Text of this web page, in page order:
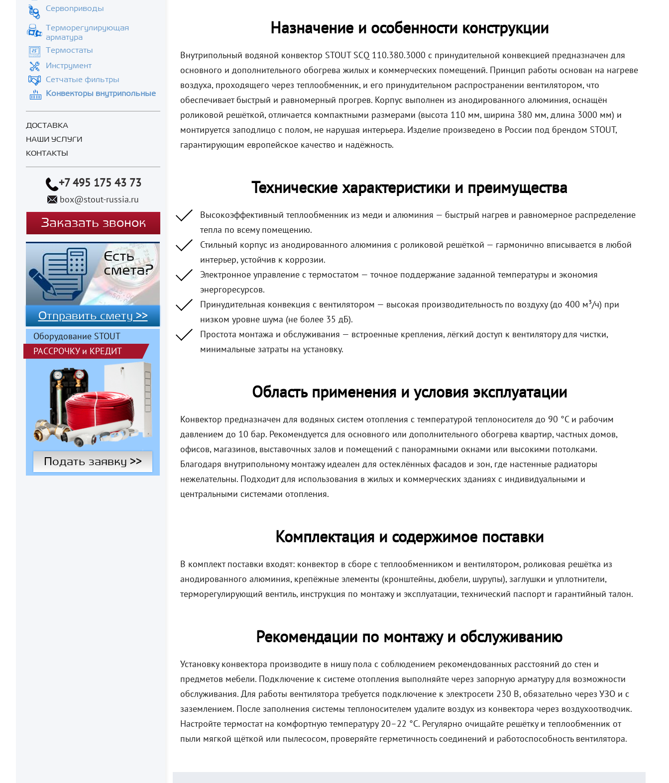
Сервоприводы
Терморегулирующая
арматура
Термостаты
Инструмент
Сетчатые фильтры
Конвекторы внутрипольные
ДОСТАВКА
НАШИ УСЛУГИ
КОНТАКТЫ
+7 495 175 43 73
box@stout-russia.ru
Заказать звонок
Отправить смету >>
Оборудование STOUT
РАССРОЧКУи КРЕДИТ
Подать заявку >>
Назначение и особенности конструкции
Внутрипольный водяной конвектор STOUT SCQ 110.380.3000 с принудительной конвекцией предназначен для
основного и дополнительного обогрева жилых и коммерческих помещений. Принцип работы основан на нагреве
воздуха, проходящего через теплообменник, и его принудительном распространении вентилятором, что
обеспечивает быстрый и равномерный прогрев. Корпус выполнен из анодированного алюминия, оснащён
роликовой решёткой, отличается компактными размерами (высота 110 мм, ширина 380 мм, длина 3000 мм) и
монтируется заподлицо с полом, не нарушая интерьера. Изделие произведено в России под брендом STOUT,
гарантирующим европейское качество и надёжность.
Технические характеристики и преимущества
Высокоэффективный теплообменник из меди и алюминия — быстрый нагрев и равномерное распределение
тепла по всему помещению.
Стильный корпус из анодированного алюминия с роликовой решёткой — гармонично вписывается в любой
интерьер, устойчив к коррозии.
Электронное управление с термостатом — точное поддержание заданной температуры и экономия
энергоресурсов.
Принудительная конвекция с вентилятором — высокая производительность по воздуху (до 400 м³/ч) при
низком уровне шума (не более 35 дБ).
Простота монтажа и обслуживания — встроенные крепления, лёгкий доступ к вентилятору для чистки,
минимальные затраты на установку.
Область применения и условия эксплуатации
Конвектор предназначен для водяных систем отопления с температурой теплоносителя до 90 °C и рабочим
давлением до 10 бар. Рекомендуется для основного или дополнительного обогрева квартир, частных домов,
офисов, магазинов, выставочных залов и помещений с панорамными окнами или высокими потолками.
Благодаря внутрипольному монтажу идеален для остеклённых фасадов и зон, где настенные радиаторы
нежелательны. Подходит для использования в жилых и коммерческих зданиях с индивидуальными и
центральными системами отопления.
Комплектация и содержимое поставки
В комплект поставки входят: конвектор в сборе с теплообменником и вентилятором, роликовая решётка из
анодированного алюминия, крепёжные элементы (кронштейны, дюбели, шурупы), заглушки и уплотнители,
терморегулирующий вентиль, инструкция по монтажу и эксплуатации, технический паспорт и гарантийный талон.
Рекомендации по монтажу и обслуживанию
Установку конвектора производите в нишу пола с соблюдением рекомендованных расстояний до стен и
предметов мебели. Подключение к системе отопления выполняйте через запорную арматуру для возможности
обслуживания. Для работы вентилятора требуется подключение к электросети 230 В, обязательно через УЗО и с
заземлением. После заполнения системы теплоносителем удалите воздух из конвектора через воздухоотводчик.
Настройте термостат на комфортную температуру 20–22 °C. Регулярно очищайте решётку и теплообменник от
пыли мягкой щёткой или пылесосом, проверяйте герметичность соединений и работоспособность вентилятора.